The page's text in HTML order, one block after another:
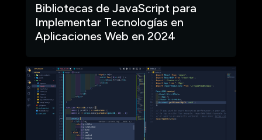
Bibliotecas de JavaScript para
Implementar Tecnologías en
Aplicaciones Web en 2024